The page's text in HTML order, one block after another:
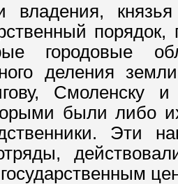
владения,
городовые
деления
Смоленску
были либо
Эти